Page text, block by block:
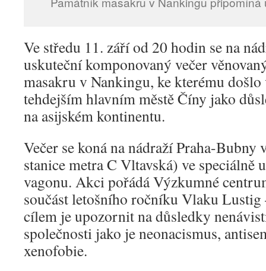
Ve středu 11. září od 20 hodin se na
uskuteční komponovaný večer
masakru v Nankingu, ke kterému
tehdejším hlavním městě Číny jako
na asijském kontinentu.
Večer se koná na nádraží Praha-Bubny
stanice metra C Vltavská) ve speciálně
vagonu. Akci pořádá Výzkumné
součást letošního ročníku Vlaku
cílem je upozornit na důsledky
společnosti jako je neonacismus,
xenofobie.